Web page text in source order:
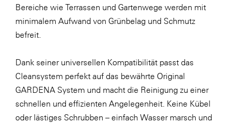
Bereiche wie Terrassen und Gartenwege werden mit
minimalem Aufwand von Grünbelag und Schmutz
befreit.
Dank seiner universellen Kompatibilität passt das
Cleansystem perfekt auf das bewährte Original
GARDENA System und macht die Reinigung zu einer
schnellen und effizienten Angelegenheit. Keine Kübel
oder lästiges Schrubben – einfach Wasser marsch und